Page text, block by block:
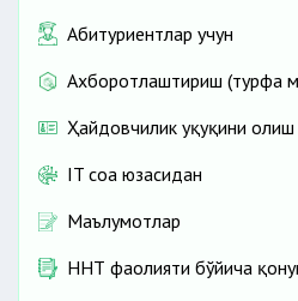
Абитуриентлар учун
Ахборотлаштириш (турфа
Ҳайдовчилик ҳуқуқини олиш
IT соҳа юзасидан
Маълумотлар
ННТ фаолияти бўйича